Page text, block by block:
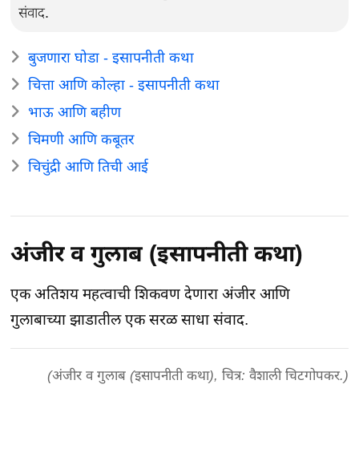
संवाद.
बुजणारा घोडा - इसापनीती कथा
चित्ता आणि कोल्हा - इसापनीती कथा
भाऊ आणि बहीण
चिमणी आणि कबूतर
चिचुंद्री आणि तिची आई
अंजीर व गुलाब (इसापनीती कथा)
एक अतिशय महत्वाची शिकवण देणारा अंजीर आणि
गुलाबाच्या झाडातील एक सरळ साधा संवाद.
(अंजीर व गुलाब (इसापनीती कथा), चित्र: वैशाली चिटगोपकर.)